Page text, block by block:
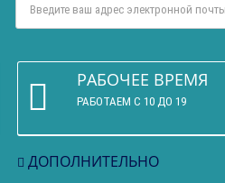
68 РАБОЧЕЕ ВРЕМЯ
РАБОТАЕМ С 10 ДО 19
ДОПОЛНИТЕЛЬНО